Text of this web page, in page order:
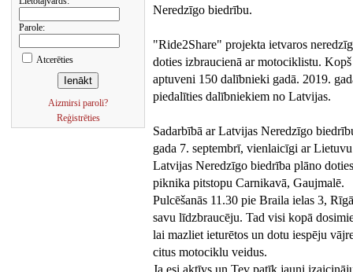
Parole:
Atcerēties
Aizmirsi paroli?
Reģistrēties
Neredzīgo biedrību.
"Ride2Share" projekta ietvaros
doties izbraucienā ar motociklistu.
aptuveni 150 dalībnieki gadā. 2019.
piedalīties dalībniekiem no Latvijas.
Sadarbībā ar Latvijas Neredzīgo
gada 7. septembrī, vienlaicīgi ar
Latvijas Neredzīgo biedrība plāno
piknika pitstopu Carnikavā, Gaujmalē.
Pulcēšanās 11.30 pie Braila ielas 3,
savu līdzbraucēju. Tad visi kopā
lai mazliet ieturētos un dotu iespēju
citus motociklu veidus.